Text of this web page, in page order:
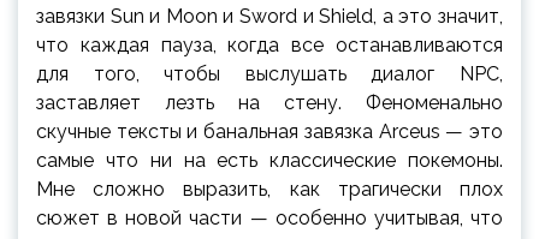
завязки Sun и Moon и Sword и Shield, а это значит,
что каждая пауза, когда все останавливаются
для того, чтобы выслушать диалог NPC,
заставляет лезть на стену. Феноменально
скучные тексты и банальная завязка Arceus — это
самые что ни на есть классические покемоны.
Мне сложно выразить, как трагически плох
сюжет в новой части — особенно учитывая, что